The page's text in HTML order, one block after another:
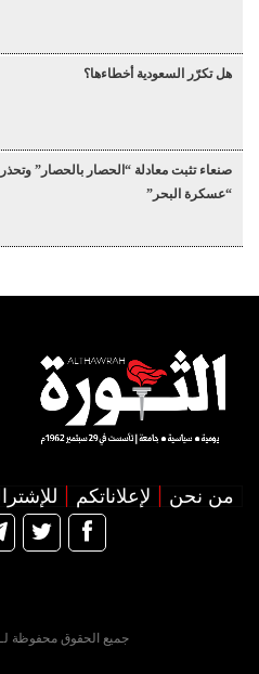
هل تكرّر السعودية أخطاءها؟
صنعاء تثبت معادلة “الحصار بالحصار”
“عسكرة البحر”
من نحن لإعلاناتكم
جميع الحقوق محفوظة لـ